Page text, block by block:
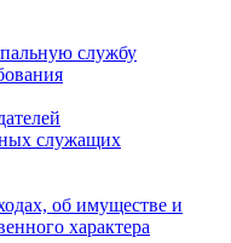
службу
служащих
об имуществе и
характера